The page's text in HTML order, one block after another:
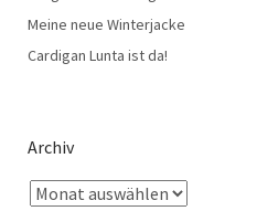
Meine neue Winterjacke
Cardigan Lunta ist da!
Archiv